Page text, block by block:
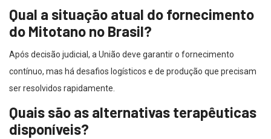
Qual a situação atual do fornecimento
do Mitotano no Brasil?
Após decisão judicial, a União deve garantir o fornecimento
contínuo, mas há desafios logísticos e de produção que precisam
ser resolvidos rapidamente.
Quais são as alternativas terapêuticas
disponíveis?